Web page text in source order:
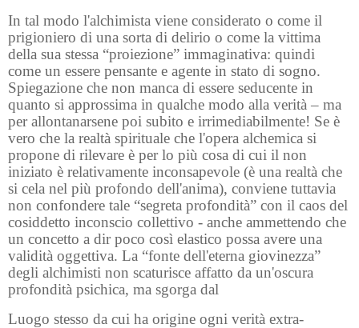
In tal modo l'alchimista viene considerato o come il
prigioniero di una sorta di delirio o come la vittima
della sua stessa “proiezione” immaginativa: quindi
come un essere pensante e agente in stato di sogno.
Spiegazione che non manca di essere seducente in
quanto si approssima in qualche modo alla verità – ma
per allontanarsene poi subito e irrimediabilmente! Se è
vero che la realtà spirituale che l'opera alchemica si
propone di rilevare è per lo più cosa di cui il non
iniziato è relativamente inconsapevole (è una realtà che
si cela nel più profondo dell'anima), conviene tuttavia
non confondere tale “segreta profondità” con il caos del
cosiddetto inconscio collettivo - anche ammettendo che
un concetto a dir poco così elastico possa avere una
validità oggettiva. La “fonte dell'eterna giovinezza”
degli alchimisti non scaturisce affatto da un'oscura
profondità psichica, ma sgorga dal
Luogo stesso da cui ha origine ogni verità extra-